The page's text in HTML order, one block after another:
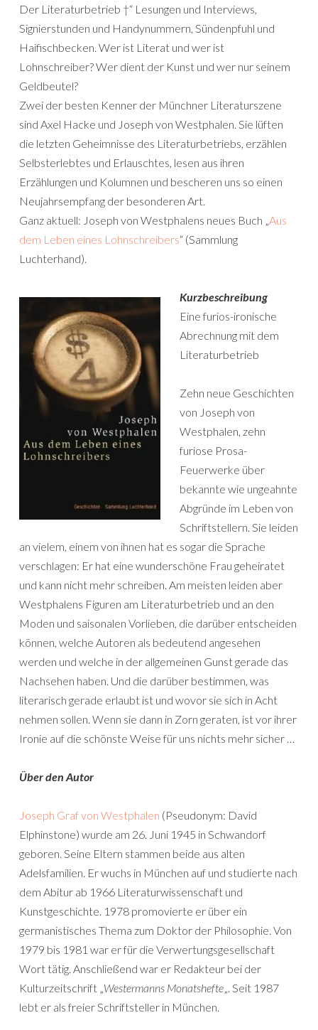
Der Literaturbetrieb †“ Lesungen und Interviews,
Signierstunden und Handynummern, Sündenpfuhl und
Haifischbecken. Wer ist Literat und wer ist
Lohnschreiber? Wer dient der Kunst und wer nur seinem
Geldbeutel?
Zwei der besten Kenner der Münchner Literaturszene
sind Axel Hacke und Joseph von Westphalen. Sie lüften
die letzten Geheimnisse des Literaturbetriebs, erzählen
Selbsterlebtes und Erlauschtes, lesen aus ihren
Erzählungen und Kolumnen und bescheren uns so einen
Neujahrsempfang der besonderen Art.
Ganz aktuell: Joseph von Westphalens neues Buch „Aus
dem Leben eines Lohnschreibers“ (Sammlung
Luchterhand).
Kurzbeschreibung
Eine furios-ironische
Abrechnung mit dem
Literaturbetrieb
Zehn neue Geschichten
von Joseph von
Westphalen, zehn
furiose Prosa-
Feuerwerke über
bekannte wie ungeahnte
Abgründe im Leben von
Schriftstellern. Sie leiden
an vielem, einem von ihnen hat es sogar die Sprache
verschlagen: Er hat eine wunderschöne Frau geheiratet
und kann nicht mehr schreiben. Am meisten leiden aber
Westphalens Figuren am Literaturbetrieb und an den
Moden und saisonalen Vorlieben, die darüber entscheiden
können, welche Autoren als bedeutend angesehen
werden und welche in der allgemeinen Gunst gerade das
Nachsehen haben. Und die darüber bestimmen, was
literarisch gerade erlaubt ist und wovor sie sich in Acht
nehmen sollen. Wenn sie dann in Zorn geraten, ist vor ihrer
Ironie auf die schönste Weise für uns nichts mehr sicher …
Über den Autor
Joseph Graf von Westphalen (Pseudonym: David
Elphinstone) wurde am 26. Juni 1945 in Schwandorf
geboren. Seine Eltern stammen beide aus alten
Adelsfamilien. Er wuchs in München auf und studierte nach
dem Abitur ab 1966 Literaturwissenschaft und
Kunstgeschichte. 1978 promovierte er über ein
germanistisches Thema zum Doktor der Philosophie. Von
1979 bis 1981 war er für die Verwertungsgesellschaft
Wort tätig. Anschließend war er Redakteur bei der
Kulturzeitschrift „Westermanns Monatshefte„. Seit 1987
lebt er als freier Schriftsteller in München.